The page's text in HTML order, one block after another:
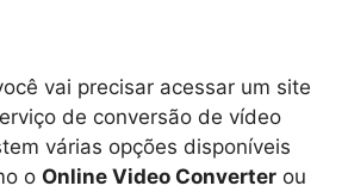
vai precisar acessar um site
de conversão de vídeo
várias opções disponíveis
o Online Video Converter ou